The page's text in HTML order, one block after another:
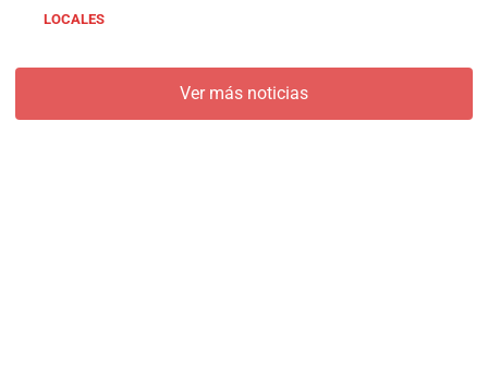
LOCALES
Ver más noticias